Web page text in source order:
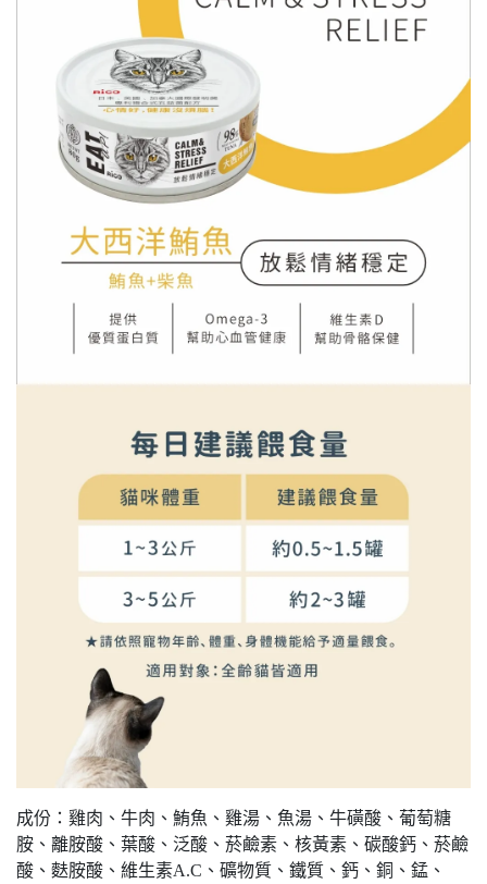
成份：雞肉、牛肉、鮪魚、雞湯、魚湯、牛磺酸、葡萄糖
胺、離胺酸、葉酸、泛酸、菸鹼素、核黃素、碳酸鈣、菸鹼
酸、麩胺酸、維生素A.C、礦物質、鐵質、鈣、銅、錳、